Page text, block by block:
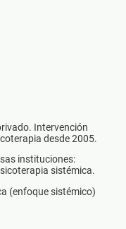
Intervención
desde 2005.
instituciones:
sistémica.
(enfoque sistémico)